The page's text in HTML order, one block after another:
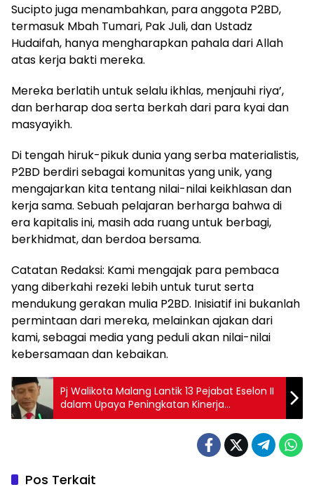
Sucipto juga menambahkan, para anggota P2BD,
termasuk Mbah Tumari, Pak Juli, dan Ustadz
Hudaifah, hanya mengharapkan pahala dari Allah
atas kerja bakti mereka.
Mereka berlatih untuk selalu ikhlas, menjauhi riya’,
dan berharap doa serta berkah dari para kyai dan
masyayikh.
Di tengah hiruk-pikuk dunia yang serba materialistis,
P2BD berdiri sebagai komunitas yang unik, yang
mengajarkan kita tentang nilai-nilai keikhlasan dan
kerja sama. Sebuah pelajaran berharga bahwa di
era kapitalis ini, masih ada ruang untuk berbagi,
berkhidmat, dan berdoa bersama.
Catatan Redaksi: Kami mengajak para pembaca
yang diberkahi rezeki lebih untuk turut serta
mendukung gerakan mulia P2BD. Inisiatif ini bukanlah
permintaan dari mereka, melainkan ajakan dari
kami, sebagai media yang peduli akan nilai-nilai
kebersamaan dan kebaikan.
Pj Walikota Malang Lantik 13 Pejabat Eselon II
dalam Upaya Peningkatan Kinerja
Pemerintahan
Pos Terkait